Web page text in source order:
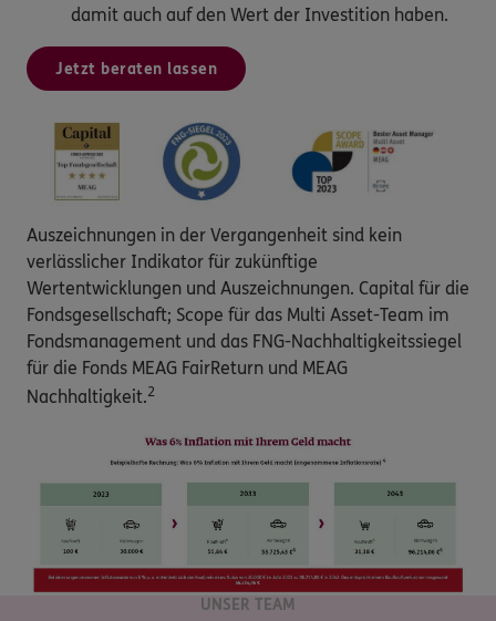
damit auch auf den Wert der Investition haben.
Jetzt beraten lassen
Auszeichnungen in der Vergangenheit sind kein
verlässlicher Indikator für zukünftige
Wertentwicklungen und Auszeichnungen. Capital für die
Fondsgesellschaft; Scope für das Multi Asset-Team im
Fondsmanagement und das FNG-Nachhaltigkeitssiegel
für die Fonds MEAG FairReturn und MEAG
Nachhaltigkeit.2
UNSER TEAM